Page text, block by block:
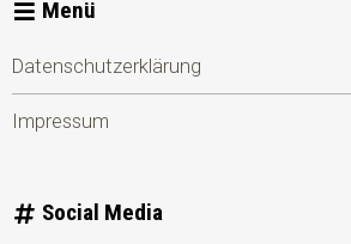
Menü
Datenschutzerklärung
Impressum
Social Media